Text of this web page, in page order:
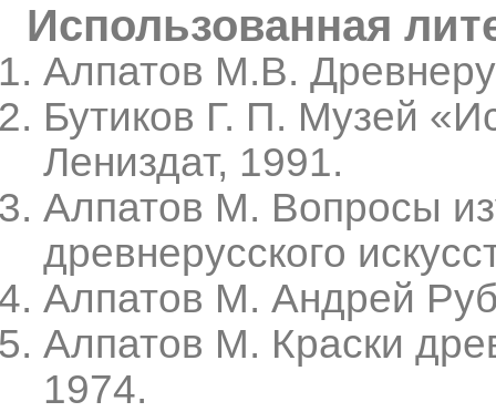
Использованная
Алпатов М.В.
Бутиков Г. П. Музей
Лениздат, 1991.
Алпатов М. Вопросы
древнерусского
Алпатов М. Андрей
Алпатов М. Краски
1974.